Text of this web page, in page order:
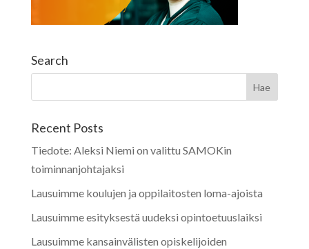
Search
Recent Posts
Tiedote: Aleksi Niemi on valittu SAMOKin
toiminnanjohtajaksi
Lausuimme koulujen ja oppilaitosten loma-ajoista
Lausuimme esityksestä uudeksi opintoetuuslaiksi
Lausuimme kansainvälisten opiskelijoiden